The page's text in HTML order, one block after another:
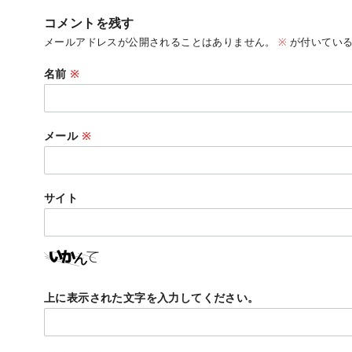
コメントを残す
メールアドレスが公開されることはありません。 ※ が付いてい
名前※
メール ※
サイト
上に表示された文字を入力してください。